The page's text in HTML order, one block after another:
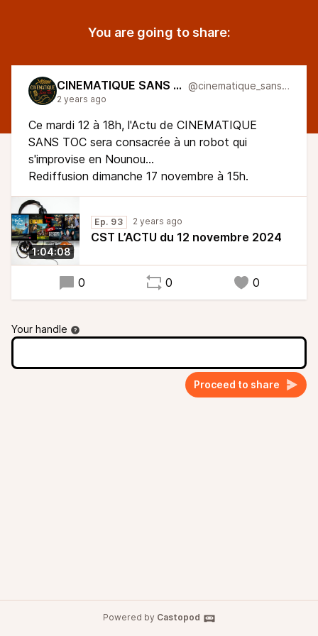
You are going to share:
CINEMATIQUE SANS TOC @cinematique_sans_toc
2 years ago
Ce mardi 12 à 18h, l'Actu de CINEMATIQUE
SANS TOC sera consacrée à un robot qui
s'improvise en Nounou...
Rediffusion dimanche 17 novembre à 15h.
1:04:08
Ep. 93 2 years ago
CST L’ACTU du 12 novembre 2024
0 0 0
Your handle
Proceed to share
Powered by Castopod